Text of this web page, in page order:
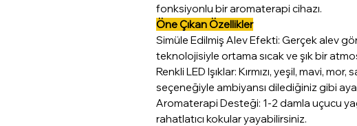
fonksiyonlu bir aromaterapi cihazı.
Öne Çıkan Özellikler
Simüle Edilmiş Alev Efekti: Gerçek alev
teknolojisiyle ortama sıcak ve şık bir
Renkli LED Işıklar: Kırmızı, yeşil, mavi,
seçeneğiyle ambiyansı dilediğiniz gibi
Aromaterapi Desteği: 1-2 damla uçucu
rahatlatıcı kokular yayabilirsiniz.